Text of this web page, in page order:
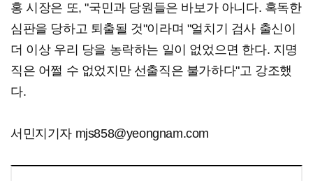
홍 시장은 또, "국민과 당원들은 바보가 아니다. 혹독한
심판을 당하고 퇴출될 것"이라며 "얼치기 검사 출신이
더 이상 우리 당을 농락하는 일이 없었으면 한다. 지명
직은 어쩔 수 없었지만 선출직은 불가하다"고 강조했
다.
서민지기자 mjs858@yeongnam.com